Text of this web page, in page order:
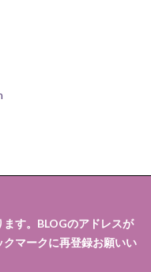
す。BLOGのアドレスが
マークに再登録お願いい